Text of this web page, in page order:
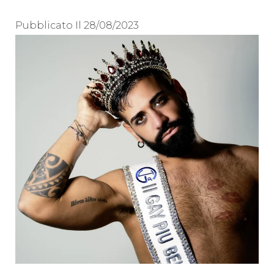
Pubblicato Il 28/08/2023